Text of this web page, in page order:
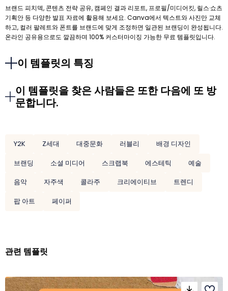
브랜드 피치덱, 콘텐츠 전략 공유, 캠페인 결과 리포트, 프로필/미디어킷, 릴스·쇼츠
기획안 등 다양한 발표 자료에 활용해 보세요. Canva에서 텍스트와 사진만 교체
하고, 컬러 팔레트와 폰트를 브랜드에 맞게 조정하면 일관된 브랜딩이 완성됩니다.
온라인 공유용으로도 깔끔하며 100% 커스터마이징 가능한 무료 템플릿입니다.
이 템플릿의 특징
이 템플릿을 찾은 사람들은 또한 다음에 또 방
문합니다.
Y2K Z세대 대중문화 러블리
배경 디자인
브랜딩
소셜 미디어 스크랩북 에스테틱
예술
음악
자주색 콜라주 크리에이티브
트렌디
팝 아트
페이퍼
관련 템플릿